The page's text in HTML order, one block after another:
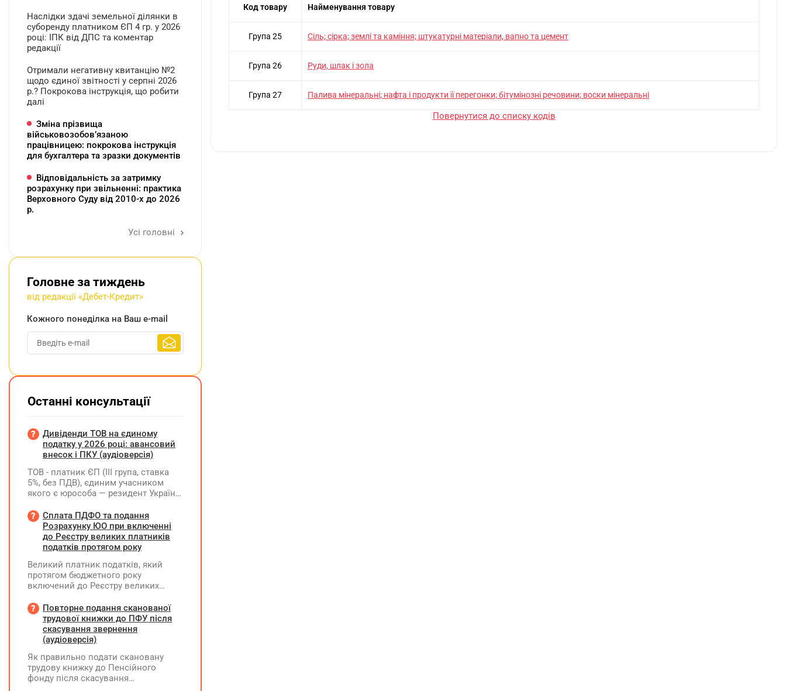
Код товару Найменування товару
Група 25 Сiль; сiрка; землi та камiння; штукатурнi матерiали, вапно та цемент
Група 26 Руди, шлак i зола
Група 27 Палива мiнеральнi; нафта i продукти її перегонки; бiтумiнознi речовини; воски мiнеральнi
Повернутися до списку кодів
Наслідки здачі земельної ділянки в
суборенду платником ЄП 4 гр. у 2026
році: ІПК від ДПС та коментар
редакції
Отримали негативну квитанцію №2
щодо єдиної звітності у серпні 2026
р.? Покрокова інструкція, що робити
далі
Зміна прізвища
військовозобов’язаною
працівницею: покрокова інструкція
для бухгалтера та зразки документів
Відповідальність за затримку
розрахунку при звільненні: практика
Верховного Суду від 2010-х до 2026
р.
Усі головні
Головне за тиждень
від редакції «Дебет-Кредит»
Кожного понеділка на Ваш e-mail
Останні консультації
Дивіденди ТОВ на єдиному
податку у 2026 році: авансовий
внесок і ПКУ (аудіоверсія)
ТОВ - платник ЄП (ІІІ група, ставка
5%, без ПДВ), єдиним учасником
якого є юрособа — резидент України,
виплатити дивіденди за рахунок
нерозподіленого прибутку 2024–
2025 років у сумі 15 млн грн. Які
податкові наслідки виникають у
Сплата ПДФО та подання
Розрахунку ЮО при включенні
до Реєстру великих платників
податків протягом року
Великий платник податків, який
протягом бюджетного року
включений до Реєстру великих
за місцем попереднього обліку, а
Податковий розрахунок подає за
новим (основним) місцем обліку
Повторне подання сканованої
трудової книжки до ПФУ після
скасування звернення
(аудіоверсія)
Як правильно подати скановану
трудову книжку до Пенсійного
фонду після скасування